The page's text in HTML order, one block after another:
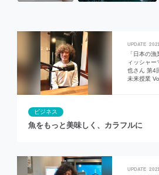
2021
「日本の
ィッシャ
也さん 第4
未来授業
ビジネス
魚をもっと美味しく、カラフルに
2021